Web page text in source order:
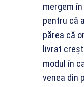
mergem
pentru că
părea că
livrat
modul în
venea din